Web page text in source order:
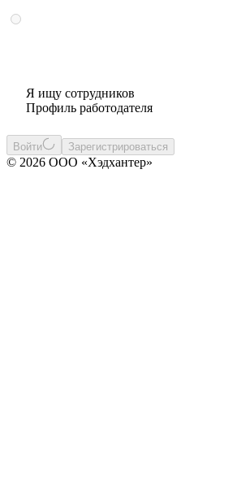
Я ищу сотрудников
Профиль работодателя
Войти Зарегистрироваться
© 2026 ООО «Хэдхантер»